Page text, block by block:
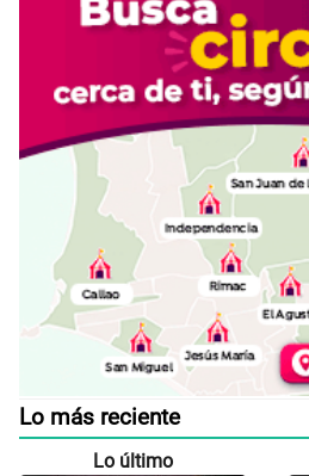
Lo más reciente
Lo último